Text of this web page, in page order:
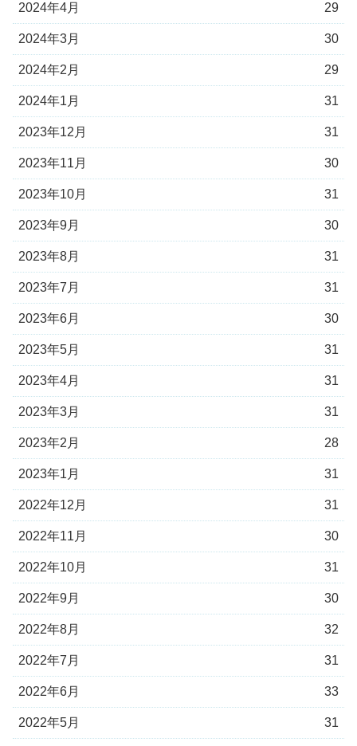
2024年4月 29
2024年3月 30
2024年2月 29
2024年1月 31
2023年12月 31
2023年11月 30
2023年10月 31
2023年9月 30
2023年8月 31
2023年7月 31
2023年6月 30
2023年5月 31
2023年4月 31
2023年3月 31
2023年2月 28
2023年1月 31
2022年12月 31
2022年11月 30
2022年10月 31
2022年9月 30
2022年8月 32
2022年7月 31
2022年6月 33
2022年5月 31